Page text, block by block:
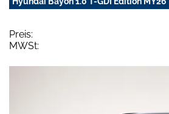
Preis:
MWSt: